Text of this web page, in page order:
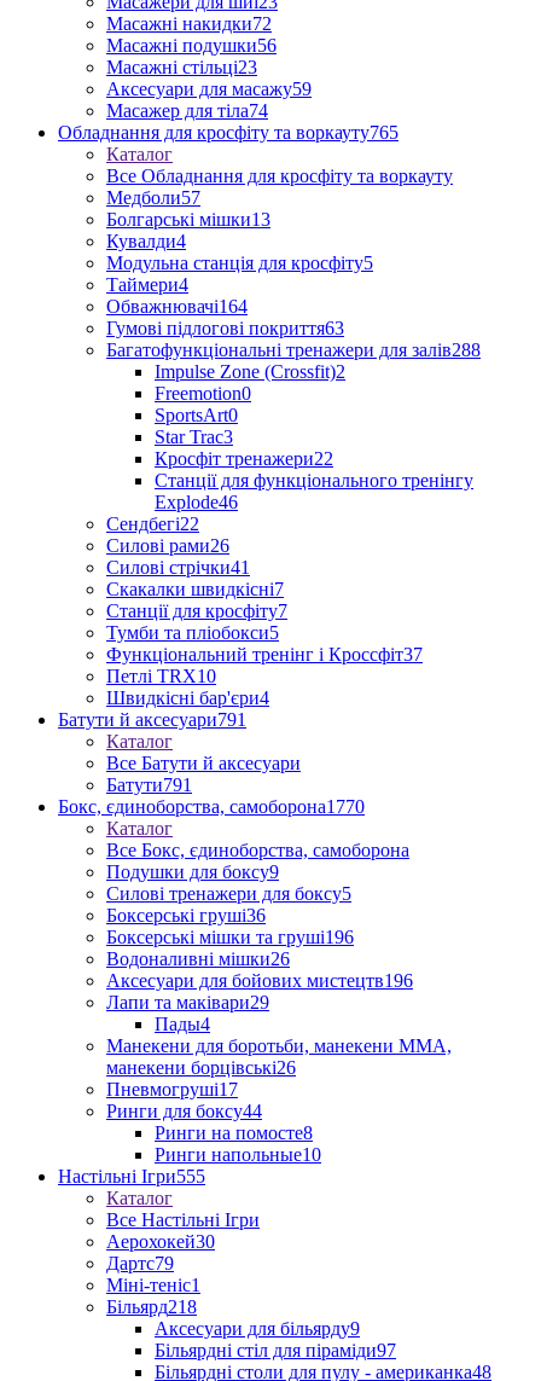
Масажні накидки72
Масажні подушки56
Масажні стільці23
Аксесуари для масажу59
Масажер для тіла74
Обладнання для кросфіту та воркауту765
Каталог
Все Обладнання для кросфіту та воркауту
Медболи57
Болгарські мішки13
Кувалди4
Модульна станція для кросфіту5
Таймери4
Обважнювачі164
Гумові підлогові покриття63
Багатофункціональні тренажери для залів288
Impulse Zone (Crossfit)2
Freemotion0
SportsArt0
Star Trac3
Кросфіт тренажери22
Станції для функціонального тренінгу
Explode46
Сендбегі22
Силові рами26
Силові стрічки41
Скакалки швидкісні7
Станції для кросфіту7
Тумби та пліобокси5
Функціональний тренінг і Кроссфіт37
Петлі TRX10
Швидкісні бар'єри4
Батути й аксесуари791
Каталог
Все Батути й аксесуари
Батути791
Бокс, єдиноборства, самоборона1770
Каталог
Все Бокс, єдиноборства, самоборона
Подушки для боксу9
Силові тренажери для боксу5
Боксерські груші36
Боксерські мішки та груші196
Водоналивні мішки26
Аксесуари для бойових мистецтв196
Лапи та маківари29
Пады4
Манекени для боротьби, манекени ММА,
манекени борцівські26
Пневмогруші17
Ринги для боксу44
Ринги на помосте8
Ринги напольные10
Настільні Ігри555
Каталог
Все Настільні Ігри
Аерохокей30
Дартс79
Міні-теніс1
Більярд218
Аксесуари для більярду9
Більярдні стіл для піраміди97
Більярдні столи для пулу - американка48